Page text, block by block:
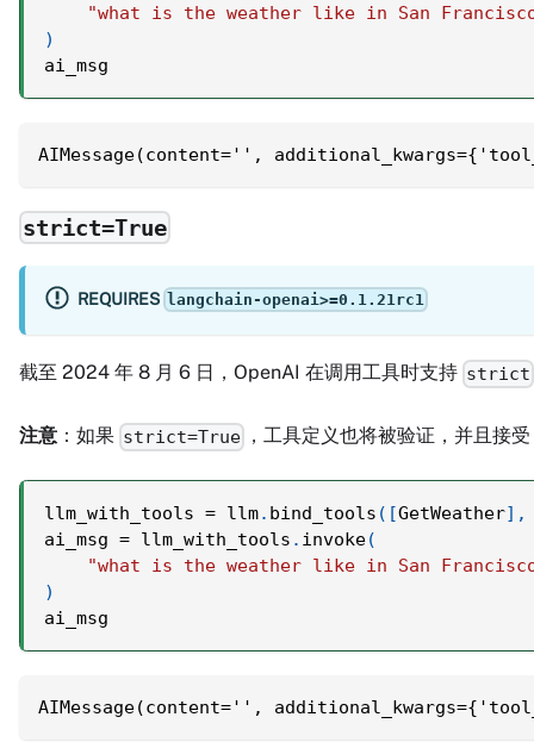
"what is the weather like in San
)
ai_msg
AIMessage(content='',
strict=True
REQUIRES langchain-openai>=0.1.21rc1
截至 2024 年 8 月 6 日，OpenAI 在调用工具时支持 strict
注意 ：如果 strict=True ，工具定义也将被验证，并且接
llm_with_tools = llm. bind_tools ( [GetWeather] ,
ai_msg = llm_with_tools . invoke(
"what is the weather like in San
)
ai_msg
AIMessage(content='',